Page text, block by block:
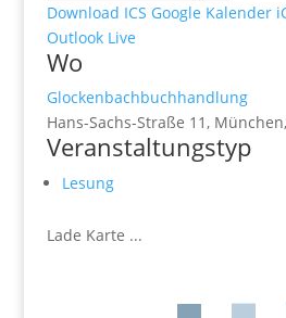
Download ICS Google Kalender
Outlook Live
Wo
Glockenbachbuchhandlung
Hans-Sachs-Straße 11,
Veranstaltungstyp
Lesung
Lade Karte ...